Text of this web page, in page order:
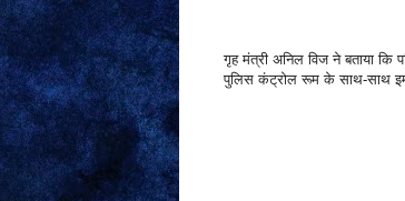
गृह मंत्री अनिल विज ने बताया कि
पुलिस कंट्रोल रूम के साथ-साथ